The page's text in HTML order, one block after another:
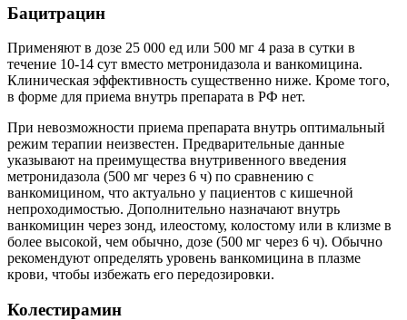
Бацитрацин
Применяют в дозе 25 000 ед или 500 мг 4 раза в сутки в
течение 10-14 сут вместо метронидазола и ванкомицина.
Клиническая эффективность существенно ниже. Кроме того,
в форме для приема внутрь препарата в РФ нет.
При невозможности приема препарата внутрь оптимальный
режим терапии неизвестен. Предварительные данные
указывают на преимущества внутривенного введения
метронидазола (500 мг через 6 ч) по сравнению с
ванкомицином, что актуально у пациентов с кишечной
непроходимостью. Дополнительно назначают внутрь
ванкомицин через зонд, илеостому, колостому или в клизме в
более высокой, чем обычно, дозе (500 мг через 6 ч). Обычно
рекомендуют определять уровень ванкомицина в плазме
крови, чтобы избежать его передозировки.
Колестирамин